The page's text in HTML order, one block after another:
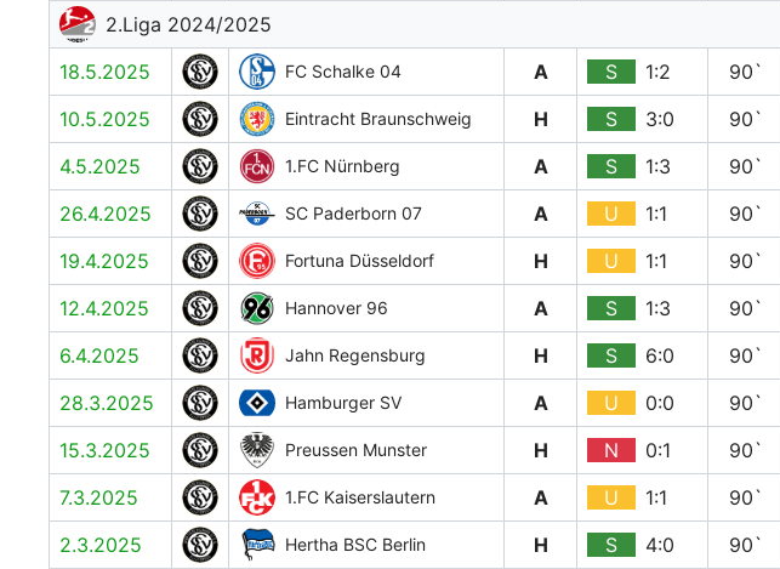
2.Liga 2024/2025
18.5.2025
FC Schalke 04 A S 1:2 90`
10.5.2025 Eintracht Braunschweig H S 3:0 90`
4.5.2025 1.FC Nürnberg A S 1:3 90`
26.4.2025 SC Paderborn 07 A U 1:1 90`
19.4.2025 Fortuna Düsseldorf H U 1:1 90`
12.4.2025 Hannover 96 A S 1:3
90`
6.4.2025
Jahn Regensburg H S 6:0 90`
28.3.2025 Hamburger SV A U 0:0 90`
15.3.2025 Preussen Munster H N 0:1 90`
7.3.2025 1.FC Kaiserslautern A U 1:1 90`
2.3.2025 Hertha BSC Berlin H S 4:0 90`